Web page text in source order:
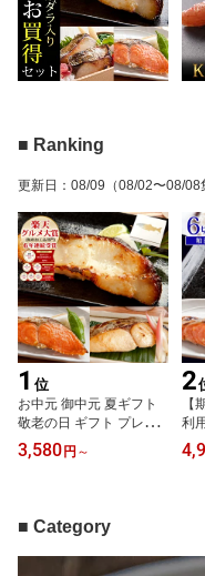
■ Ranking
更新日 ： 08/09 （08/02〜08/08
1 位
お中元 御中元 夏ギフト
敬老の日 ギフト プレゼ
ント【6年連続受賞 楽天
グルメ大賞】天然高級魚
返し お礼 お祝 ご褒美
【★敬老の日用でも配達
日指定がない場合は最短
3,580 円 ～
2
【
利
御
プ
配
■ Category